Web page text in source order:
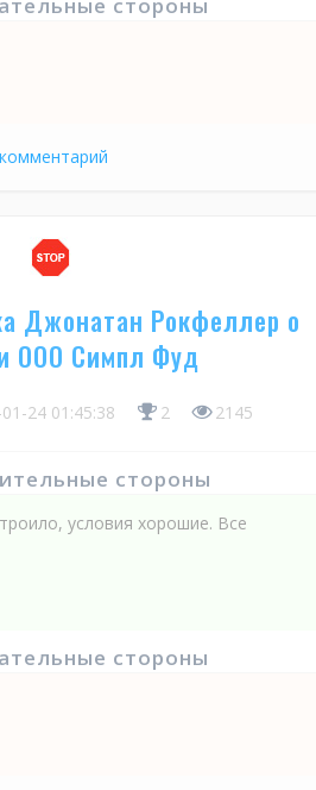
стороны
Джонатан Рокфеллер о
ООО Симпл Фуд
24 01:45:38 2 2145
стороны
условия хорошие. Все
стороны